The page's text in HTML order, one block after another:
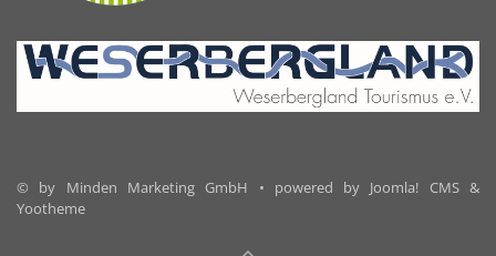
© by Minden Marketing GmbH • powered by Joomla! CMS &
Yootheme